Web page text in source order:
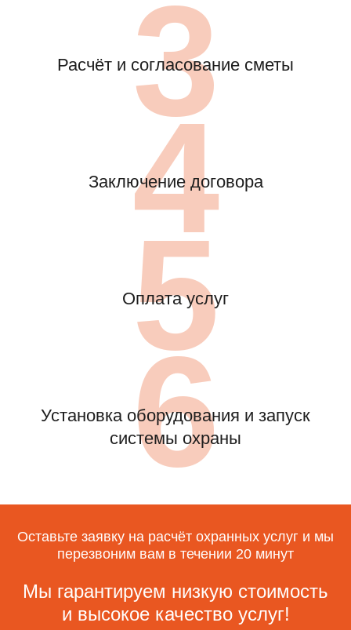
Расчёт и согласование сметы
3
Заключение договора
4
Оплата услуг
5
Установка оборудования и запуск
системы охраны
6
Оставьте заявку на расчёт охранных услуг и мы
перезвоним вам в течении 20 минут
Мы гарантируем низкую стоимость
и высокое качество услуг!